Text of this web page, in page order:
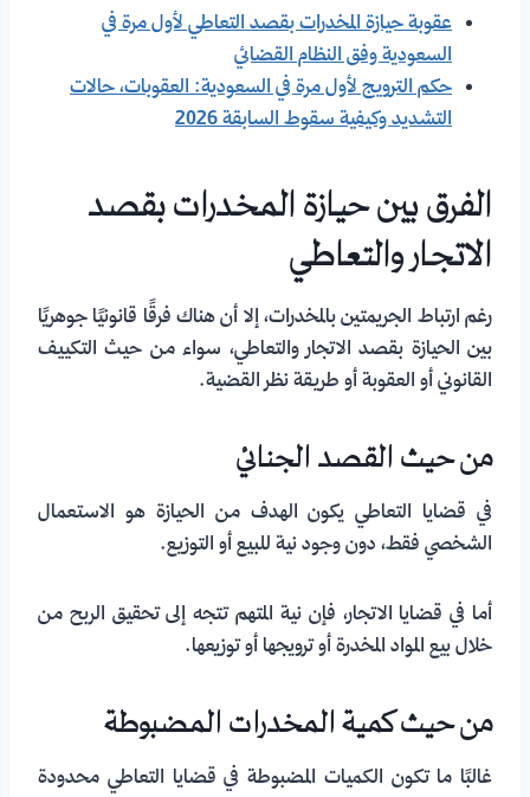
عقوبة حيازة المخدرات بقصد التعاطي لأول مرة في
السعودية وفق النظام القضائي
حكم الترويج لأول مرة في السعودية: العقوبات، حالات
التشديد وكيفية سقوط السابقة 2026
الفرق بين حيازة المخدرات بقصد
الاتجار والتعاطي
رغم ارتباط الجريمتين بالمخدرات، إلا أن هناك فرقًا قانونيًا جوهريًا
بين الحيازة بقصد الاتجار والتعاطي، سواء من حيث التكييف
القانوني أو العقوبة أو طريقة نظر القضية.
من حيث القصد الجنائي
في قضايا التعاطي يكون الهدف من الحيازة هو الاستعمال
الشخصي فقط، دون وجود نية للبيع أو التوزيع.
أما في قضايا الاتجار، فإن نية المتهم تتجه إلى تحقيق الربح من
خلال بيع المواد المخدرة أو ترويجها أو توزيعها.
من حيث كمية المخدرات المضبوطة
غالبًا ما تكون الكميات المضبوطة في قضايا التعاطي محدودة